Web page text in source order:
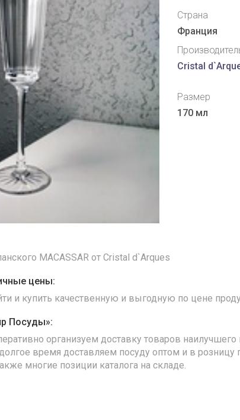
Страна
Франция
Cristal
Размер
170 мл
MACASSAR от Cristal d`Arques
цены:
и купить качественную и выгодную по цене
Посуды»:
организуем доставку товаров
время доставляем посуду оптом и в
многие позиции каталога на складе.